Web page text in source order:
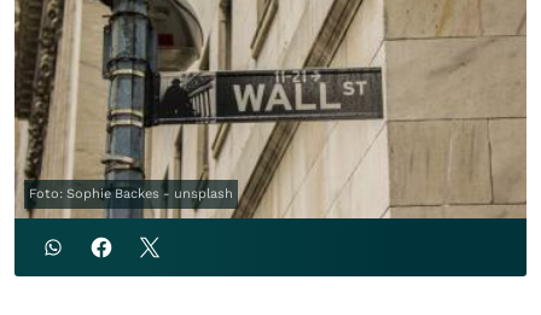
Foto: Sophie Backes - unsplash